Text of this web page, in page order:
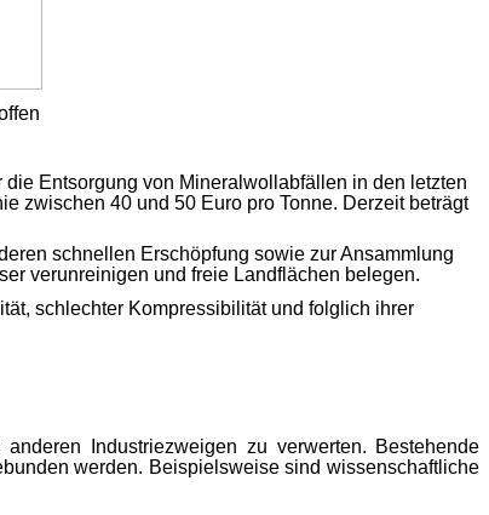
die Entsorgung von Mineralwollabfällen in den letzten
zwischen 40 und 50 Euro pro Tonne. Derzeit beträgt
schnellen Erschöpfung sowie zur Ansammlung
verunreinigen und freie Landflächen belegen.
schlechter Kompressibilität und folglich ihrer
Industriezweigen zu verwerten. Bestehende
werden. Beispielsweise sind wissenschaftliche